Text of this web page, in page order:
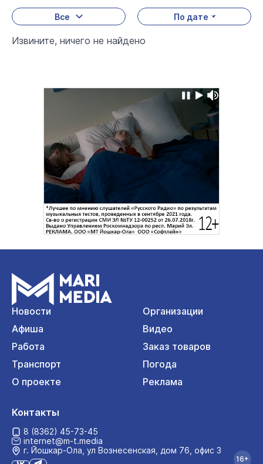
Все По дате
Извините, ничего не найдено
Новости
Организации
Афиша
Видео
Работа
Заказ товаров
Транспорт
Погода
О проекте
Реклама
Контакты
8 (8362) 45-73-45
internet@m-t.media
г. Йошкар‑Ола, ул Вознесенская, дом 76, офис 3
16+